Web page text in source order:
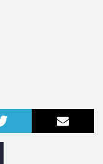
Twitter